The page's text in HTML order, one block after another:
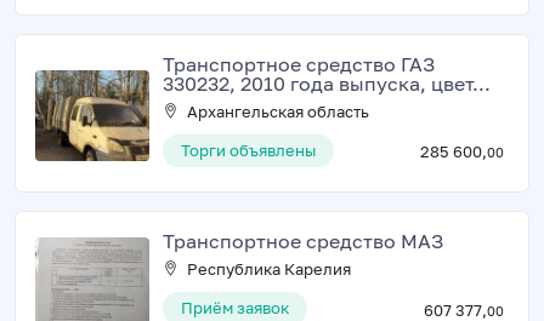
Транспортное средство ГАЗ
330232, 2010 года выпуска, цвет...
Архангельская область
Торги объявлены
285 600,00
Транспортное средство МАЗ
Республика Карелия
Приём заявок
607 377,00